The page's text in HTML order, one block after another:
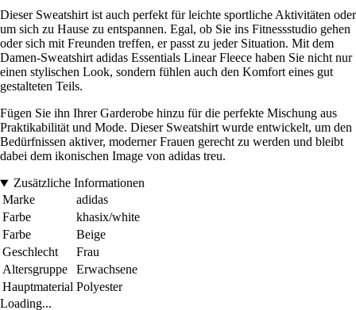
Dieser Sweatshirt ist auch perfekt für leichte sportliche Aktivitäten oder
um sich zu Hause zu entspannen. Egal, ob Sie ins Fitnessstudio gehen
oder sich mit Freunden treffen, er passt zu jeder Situation. Mit dem
Damen-Sweatshirt adidas Essentials Linear Fleece haben Sie nicht nur
einen stylischen Look, sondern fühlen auch den Komfort eines gut
gestalteten Teils.
Fügen Sie ihn Ihrer Garderobe hinzu für die perfekte Mischung aus
Praktikabilität und Mode. Dieser Sweatshirt wurde entwickelt, um den
Bedürfnissen aktiver, moderner Frauen gerecht zu werden und bleibt
dabei dem ikonischen Image von adidas treu.
Zusätzliche Informationen
Marke
adidas
Farbe
khasix/white
Farbe
Beige
Geschlecht
Frau
Altersgruppe
Erwachsene
Hauptmaterial Polyester
Loading...